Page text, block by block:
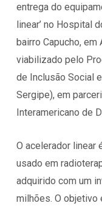
entrega do
linear’ no Hospital
bairro Capucho, em
viabilizado pelo
de Inclusão Social
Sergipe), em
Interamericano de
O acelerador linear
usado em
adquirido com um
milhões. O